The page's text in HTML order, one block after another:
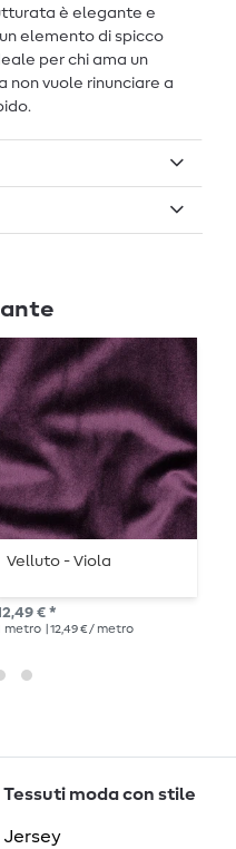
è elegante e
elemento di spicco
per chi ama un
non vuole rinunciare a
Velluto - Viola
€ *
metro | 12,49 € / metro
Tessuti moda con stile
Jersey